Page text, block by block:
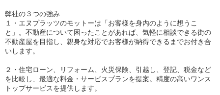
弊社の３つの強み
１・エヌプラッツのモットーは「お客様を身内のように想うこ
と」。不動産について困ったことがあれば、気軽に相談できる街の
不動産屋を目指し、親身な対応でお客様が納得できるまでお付き合
いします。
２・住宅ローン、リフォーム、火災保険、引越し、登記、税金など
を比較し、最適な料金・サービスプランを提案。精度の高いワンス
トップサービスを提供します。